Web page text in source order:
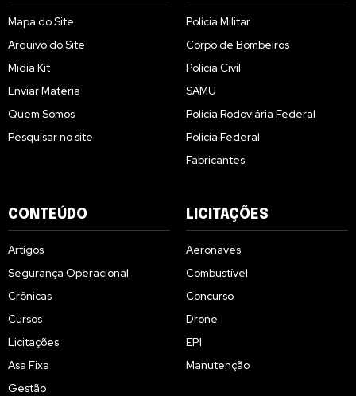
Mapa do Site
Arquivo do Site
Midia Kit
Enviar Matéria
Quem Somos
Pesquisar no site
Polícia Militar
Corpo de Bombeiros
Polícia Civil
SAMU
Polícia Rodoviária Federal
Polícia Federal
Fabricantes
CONTEÚDO
Artigos
Segurança Operacional
Crônicas
Cursos
Licitações
Asa Fixa
Gestão
LICITAÇÕES
Aeronaves
Combustível
Concurso
Drone
EPI
Manutenção